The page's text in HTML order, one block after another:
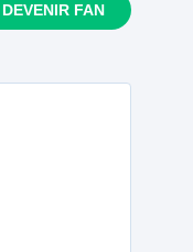
DEVENIR FAN